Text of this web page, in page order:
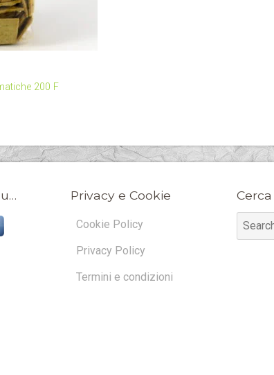
200 F
Privacy e Cookie
Cookie Policy
Privacy Policy
Termini e condizioni
Cerca